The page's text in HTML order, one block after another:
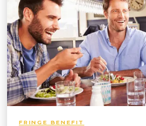
FRINGE BENEFIT